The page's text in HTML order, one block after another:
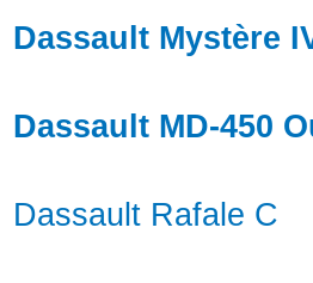
Dassault Mystère
Dassault MD-450
Dassault Rafale C